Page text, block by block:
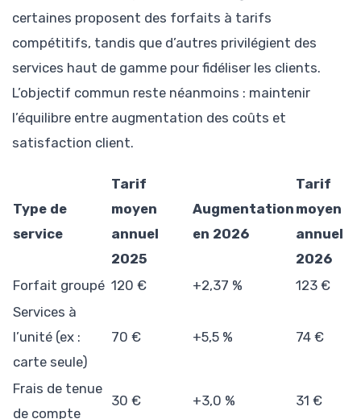
certaines proposent des forfaits à tarifs
compétitifs, tandis que d’autres privilégient des
services haut de gamme pour fidéliser les clients.
L’objectif commun reste néanmoins : maintenir
l’équilibre entre augmentation des coûts et
satisfaction client.
Type de
service
Tarif
moyen
annuel
2025
Augmentation
en 2026
Tarif
moyen
annuel
2026
Forfait groupé 120 € +2,37 %
123 €
Services à
l’unité (ex :
carte seule)
70 € +5,5 % 74 €
Frais de tenue
de compte
30 € +3,0 % 31 €